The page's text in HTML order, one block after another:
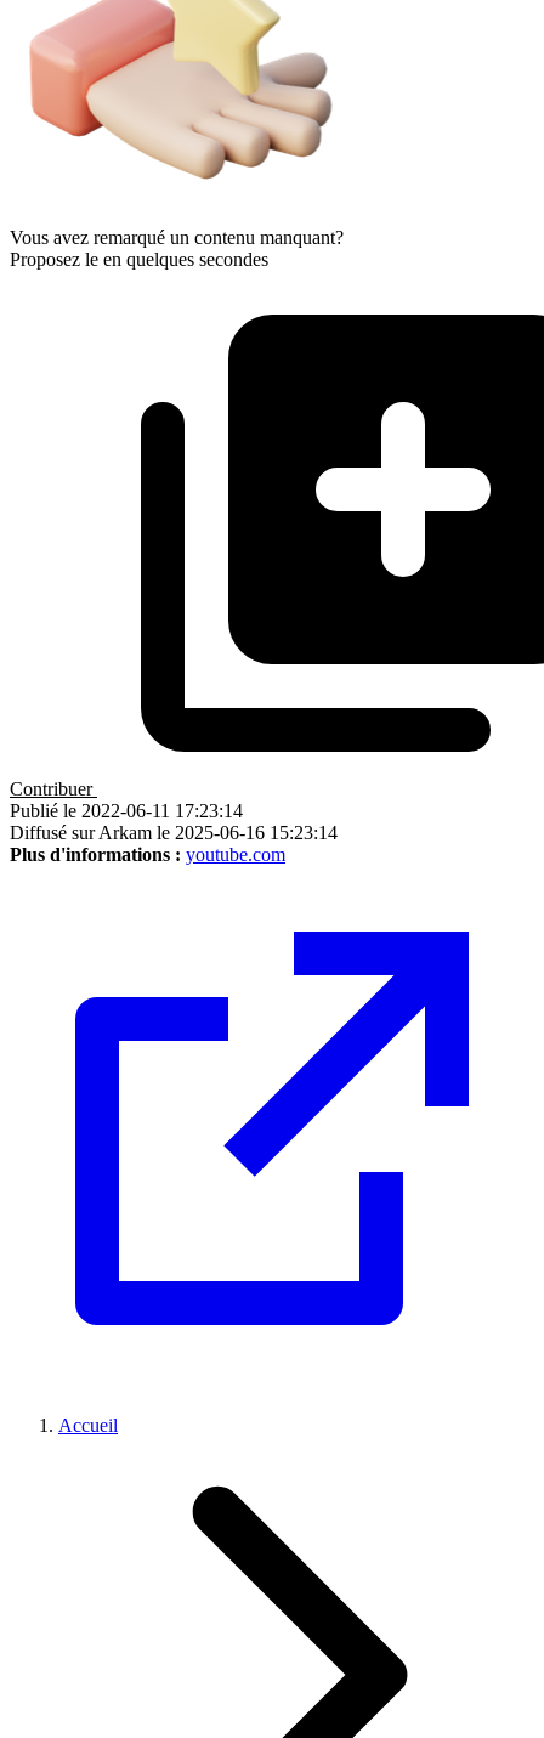
Vous avez remarqué un contenu manquant?
Proposez le en quelques secondes
Contribuer
Publié le 2022-06-11 17:23:14
Diffusé sur Arkam le 2025-06-16 15:23:14
Plus d'informations : youtube.com
Accueil